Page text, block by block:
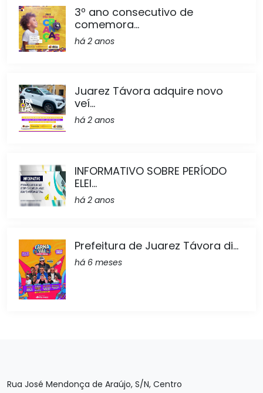
3º ano consecutivo de
comemora...
há 2 anos
Juarez Távora adquire novo
veí...
há 2 anos
INFORMATIVO SOBRE PERÍODO
ELEI...
há 2 anos
Prefeitura de Juarez Távora di...
há 6 meses
Rua José Mendonça de Araújo, S/N, Centro